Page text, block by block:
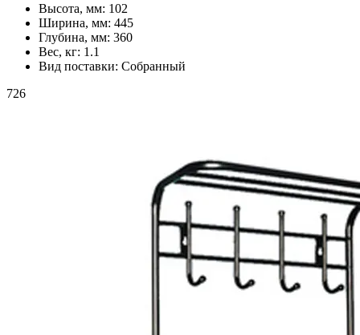
Высота, мм: 102
Ширина, мм: 445
Глубина, мм: 360
Вес, кг: 1.1
Вид поставки: Собранный
726